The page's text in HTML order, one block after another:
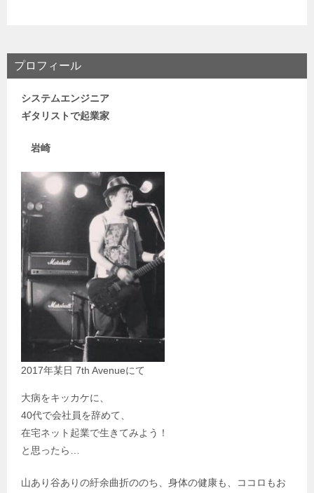
プロフィール
システムエンジニア
ギタリストで起業家
岩崎
2017年某日 7th Avenueにて
大病をキッカケに、
40代で会社員を辞めて、
在宅ネット起業で生きてみよう！
と思ったら…
山あり谷ありの紆余曲折ののち、身体の健康も、ココロもお